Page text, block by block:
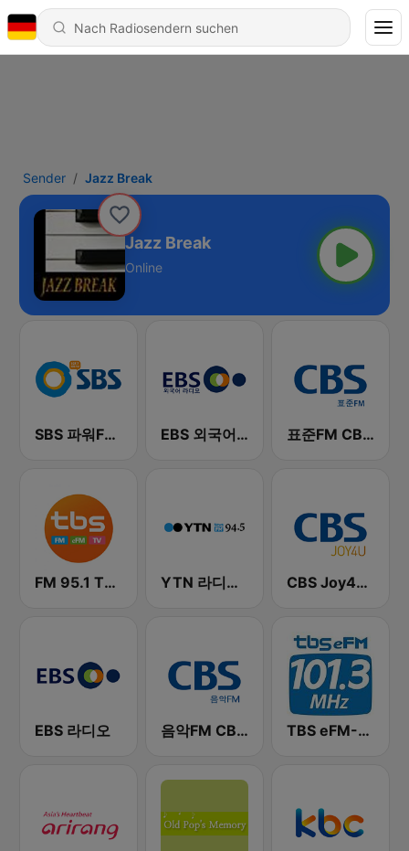
Sender Jazz Break
Jazz Break
Online
SBS 파워FM-SBS 라디오 EBS 외국어 라디오 (i-radio) 표준FM CBS 라디오 (Standard FM)
FM 95.1 TBS fm YTN 라디오 (YTN FM) - 24 Hours News Channel CBS Joy4U-CBS 라디오
EBS 라디오 음악FM CBS 라디오 (Music FM) TBS eFM-교통방송 영어전문 라디오